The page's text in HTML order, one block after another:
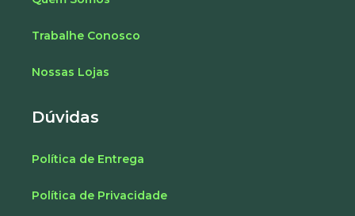
Trabalhe Conosco
Nossas Lojas
Dúvidas
Política de Entrega
Política de Privacidade